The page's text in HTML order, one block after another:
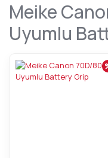
Meike
Uyumlu